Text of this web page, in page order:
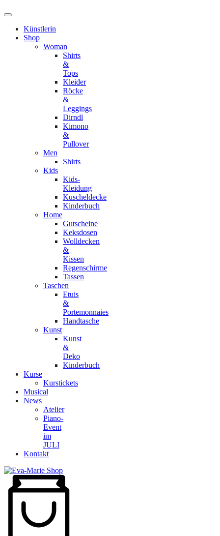
Künstlerin
Shop
Woman
Shirts
&
Tops
Kleider
Röcke
&
Leggings
Dirndl
Kimono
&
Pullover
Men
Shirts
Kids
Kids-
Kleidung
Kuscheldecke
Kinderbuch
Home
Gutscheine
Keksdosen
Wolldecken
&
Kissen
Regenschirme
Tassen
Taschen
Etuis
&
Portemonnaies
Handtasche
Kunst
Kunst
&
Deko
Kinderbuch
Kurse
Kurstickets
Musical
News
Atelier
Piano-
Event
im
JULI
Kontakt